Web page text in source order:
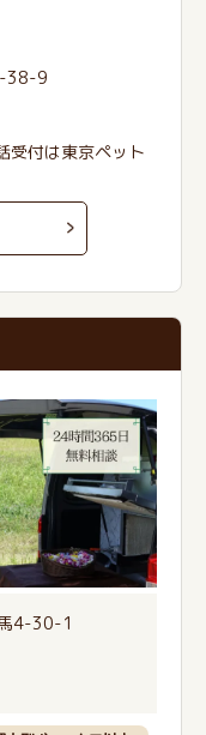
38-9
付は東京ペット
4-30-1